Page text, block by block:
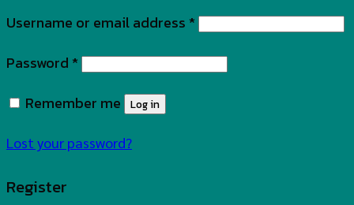
Username or email address *
Password *
Remember me
Log in
Lost your password?
Register